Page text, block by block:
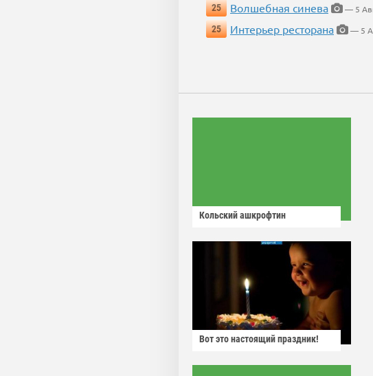
25
Волшебная синева
— 5
25
Интерьер ресторана — 5
Кольский ашкрофтин
Вот это настоящий праздник!